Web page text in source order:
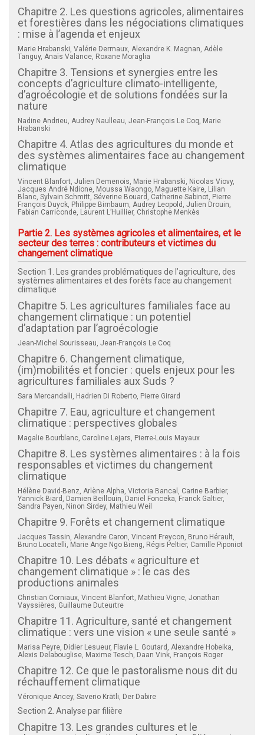
Chapitre 2. Les questions agricoles, alimentaires
et forestières dans les négociations climatiques
: mise à l’agenda et enjeux
Marie Hrabanski, Valérie Dermaux, Alexandre K. Magnan, Adèle
Tanguy, Anaïs Valance, Roxane Moraglia
Chapitre 3. Tensions et synergies entre les
concepts d’agriculture climato-intelligente,
d’agroécologie et de solutions fondées sur la
nature
Nadine Andrieu, Audrey Naulleau, Jean-François Le Coq, Marie
Hrabanski
Chapitre 4. Atlas des agricultures du monde et
des systèmes alimentaires face au changement
climatique
Vincent Blanfort, Julien Demenois, Marie Hrabanski, Nicolas Viovy,
Jacques André Ndione, Moussa Waongo, Maguette Kaire, Lilian
Blanc, Sylvain Schmitt, Séverine Bouard, Catherine Sabinot, Pierre
François Duyck, Philippe Birnbaum, Audrey Leopold, Julien Drouin,
Fabian Carriconde, Laurent L’Huillier, Christophe Menkès
Partie 2. Les systèmes agricoles et alimentaires, et le
secteur des terres : contributeurs et victimes du
changement climatique
Section 1. Les grandes problématiques de l’agriculture, des
systèmes alimentaires et des forêts face au changement
climatique
Chapitre 5. Les agricultures familiales face au
changement climatique : un potentiel
d’adaptation par l’agroécologie
Jean-Michel Sourisseau, Jean-François Le Coq
Chapitre 6. Changement climatique,
(im)mobilités et foncier : quels enjeux pour les
agricultures familiales aux Suds ?
Sara Mercandalli, Hadrien Di Roberto, Pierre Girard
Chapitre 7. Eau, agriculture et changement
climatique : perspectives globales
Magalie Bourblanc, Caroline Lejars, Pierre-Louis Mayaux
Chapitre 8. Les systèmes alimentaires : à la fois
responsables et victimes du changement
climatique
Hélène David-Benz, Arlène Alpha, Victoria Bancal, Carine Barbier,
Yannick Biard, Damien Beillouin, Daniel Fonceka, Franck Galtier,
Sandra Payen, Ninon Sirdey, Mathieu Weil
Chapitre 9. Forêts et changement climatique
Jacques Tassin, Alexandre Caron, Vincent Freycon, Bruno Hérault,
Bruno Locatelli, Marie Ange Ngo Bieng, Régis Peltier, Camille Piponiot
Chapitre 10. Les débats « agriculture et
changement climatique » : le cas des
productions animales
Christian Corniaux, Vincent Blanfort, Mathieu Vigne, Jonathan
Vayssières, Guillaume Duteurtre
Chapitre 11. Agriculture, santé et changement
climatique : vers une vision « une seule santé »
Marisa Peyre, Didier Lesueur, Flavie L. Goutard, Alexandre Hobeika,
Alexis Delabouglise, Maxime Tesch, Daan Vink, François Roger
Chapitre 12. Ce que le pastoralisme nous dit du
réchauffement climatique
Véronique Ancey, Saverio Krätli, Der Dabire
Section 2. Analyse par filière
Chapitre 13. Les grandes cultures et le